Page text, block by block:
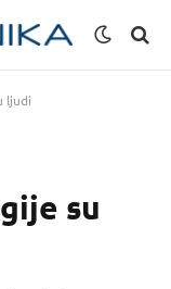
ljudi
su